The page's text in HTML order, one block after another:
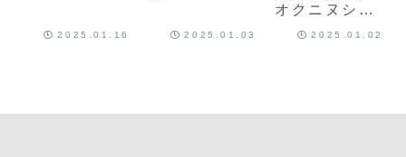
の交渉2025.01.16 2025.01.03
オクニヌシを
支える愛の女
2025.01.02